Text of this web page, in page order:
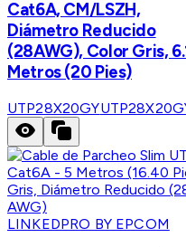
Cat6A, CM/LSZH,
Diámetro Reducido
(28AWG), Color Gris,
Metros (20 Pies)
UTP28X20GY
LINKEDPRO BY EPCOM